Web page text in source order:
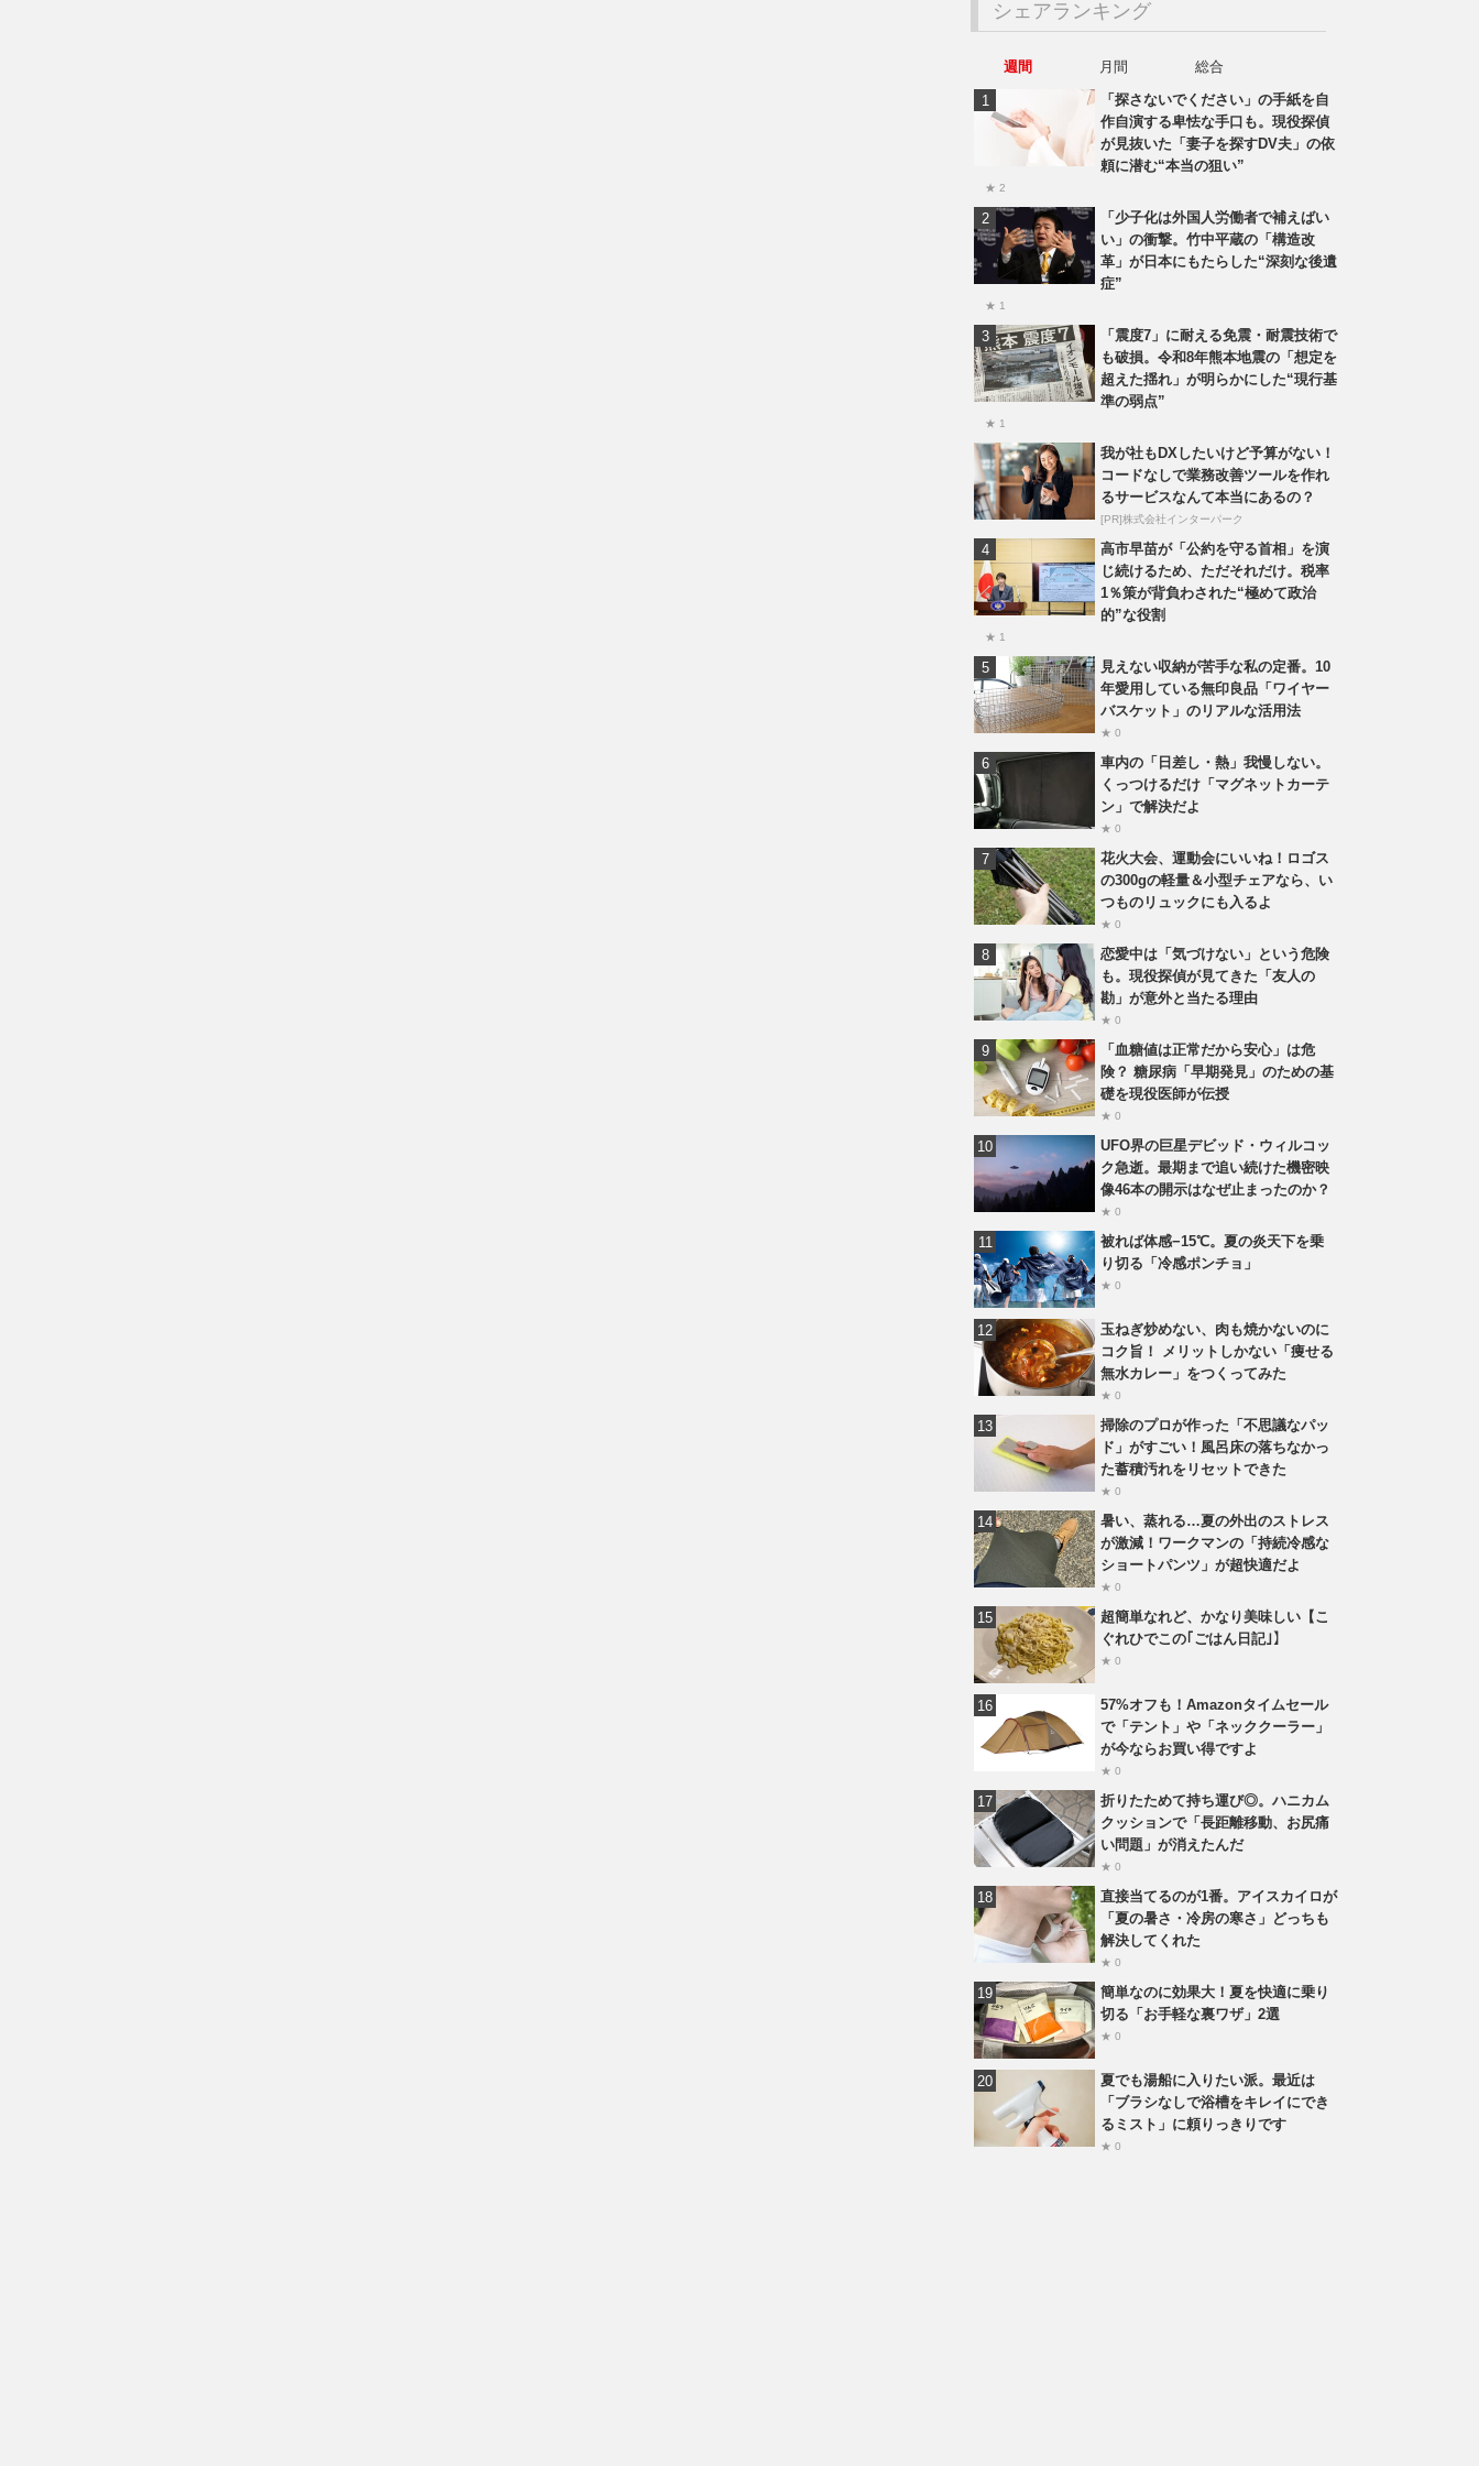
シェアランキング
週間 月間
総合
「探さないでください」の手紙を自
作自演する卑怯な手口も。現役探偵
が見抜いた「妻子を探すDV夫」の依
頼に潜む“本当の狙い”
★ 2
「少子化は外国人労働者で補えばい
い」の衝撃。竹中平蔵の「構造改
革」が日本にもたらした“深刻な後遺
症”
★ 1
「震度7」に耐える免震・耐震技術で
も破損。令和8年熊本地震の「想定を
超えた揺れ」が明らかにした“現行基
準の弱点”
★ 1
我が社もDXしたいけど予算がない！
コードなしで業務改善ツールを作れ
るサービスなんて本当にあるの？
[PR]株式会社インターパーク
高市早苗が「公約を守る首相」を演
じ続けるため、ただそれだけ。税率
1％策が背負わされた“極めて政治
的”な役割
★ 1
見えない収納が苦手な私の定番。10
年愛用している無印良品「ワイヤー
バスケット」のリアルな活用法
★ 0
車内の「日差し・熱」我慢しない。
くっつけるだけ「マグネットカーテ
ン」で解決だよ
★ 0
花火大会、運動会にいいね！ロゴス
の300gの軽量＆小型チェアなら、い
つものリュックにも入るよ
★ 0
恋愛中は「気づけない」という危険
も。現役探偵が見てきた「友人の
勘」が意外と当たる理由
★ 0
「血糖値は正常だから安心」は危
険？ 糖尿病「早期発見」のための基
礎を現役医師が伝授
★ 0
UFO界の巨星デビッド・ウィルコッ
ク急逝。最期まで追い続けた機密映
像46本の開示はなぜ止まったのか？
★ 0
被れば体感−15℃。夏の炎天下を乗
り切る「冷感ポンチョ」
★ 0
玉ねぎ炒めない、肉も焼かないのに
コク旨！ メリットしかない「痩せる
無水カレー」をつくってみた
★ 0
掃除のプロが作った「不思議なパッ
ド」がすごい！風呂床の落ちなかっ
た蓄積汚れをリセットできた
★ 0
暑い、蒸れる…夏の外出のストレス
が激減！ワークマンの「持続冷感な
ショートパンツ」が超快適だよ
★ 0
超簡単なれど、かなり美味しい【こ
ぐれひでこの｢ごはん日記｣】
★ 0
57%オフも！Amazonタイムセール
で「テント」や「ネッククーラー」
が今ならお買い得ですよ
★ 0
折りたためて持ち運び◎。ハニカム
クッションで「長距離移動、お尻痛
い問題」が消えたんだ
★ 0
直接当てるのが1番。アイスカイロが
「夏の暑さ・冷房の寒さ」どっちも
解決してくれた
★ 0
簡単なのに効果大！夏を快適に乗り
切る「お手軽な裏ワザ」2選
★ 0
夏でも湯船に入りたい派。最近は
「ブラシなしで浴槽をキレイにでき
るミスト」に頼りっきりです
★ 0